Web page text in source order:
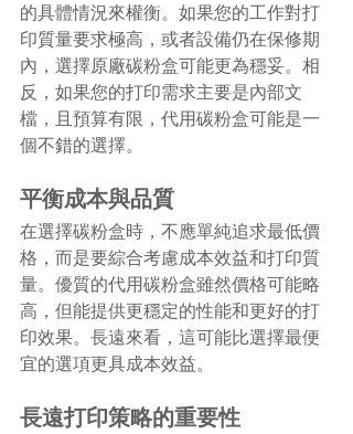
的具體情況來權衡。如果您的工作對打
印質量要求極高，或者設備仍在保修期
內，選擇原廠碳粉盒可能更為穩妥。相
反，如果您的打印需求主要是內部文
檔，且預算有限，代用碳粉盒可能是一
個不錯的選擇。
平衡成本與品質
在選擇碳粉盒時，不應單純追求最低價
格，而是要綜合考慮成本效益和打印質
量。優質的代用碳粉盒雖然價格可能略
高，但能提供更穩定的性能和更好的打
印效果。長遠來看，這可能比選擇最便
宜的選項更具成本效益。
長遠打印策略的重要性